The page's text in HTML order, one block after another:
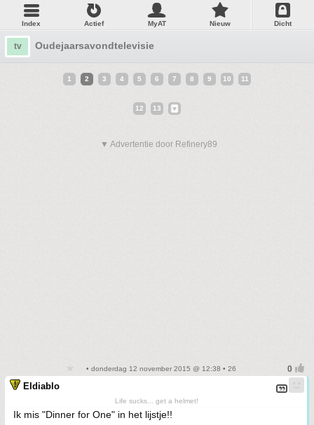
Index Actief MyAT Nieuw Dicht
tv Oudejaarsavondtelevisie
1 2 3 4 5 6 7 8 9 10 11
12 13
▼ Advertentie door Refinery89
• donderdag 12 november 2015 @ 12:38 • 26
Eldiablo
Life sucks... get a helmet!
Ik mis "Dinner for One" in het lijstje!!